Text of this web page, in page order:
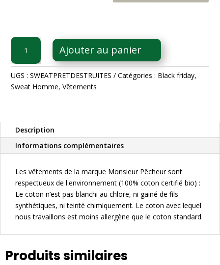
quantité
Sweat
Capuche
Près
Loin
des
Cons
Ajouter au panier
UGS :SWEATPRETDESTRUITES Catégories : Black friday,
Sweat Homme,Vêtements
Description
Informations complémentaires
Les vêtements de la marque Monsieur Pêcheur sont
respectueux de l'environnement (100% coton certifié bio) :
Le coton n’est pas blanchi au chlore, ni gainé de fils
synthétiques, ni teinté chimiquement. Le coton avec lequel
nous travaillons est moins allergène que le coton standard.
Produits similaires